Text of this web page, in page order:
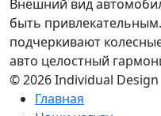
Внешний вид
быть
подчеркивают
авто целостный
© 2026 Individual Design
Главная